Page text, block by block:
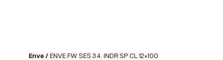
Enve / ENVE FW SES 3.4. INDR SP CL 12×100